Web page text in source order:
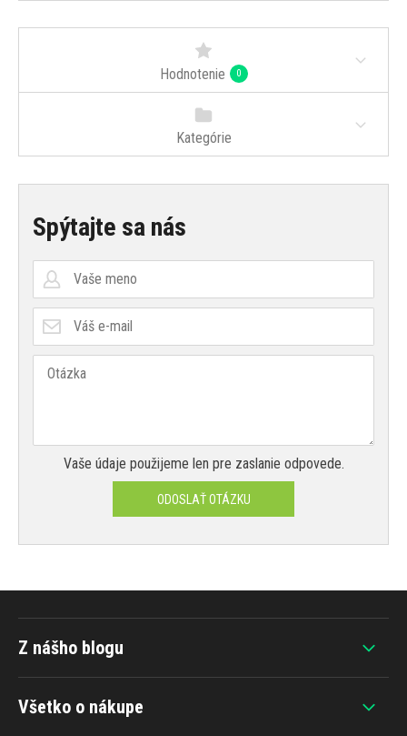
Hodnotenie 0
Kategórie
Spýtajte sa nás
Vaše údaje použijeme len pre zaslanie odpovede.
ODOSLAŤ OTÁZKU
Všetko o nákupe
Z nášho blogu